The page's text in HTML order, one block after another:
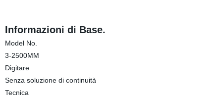
Informazioni di Base.
Model No.
3-2500MM
Digitare
Senza soluzione di continuità
Tecnica